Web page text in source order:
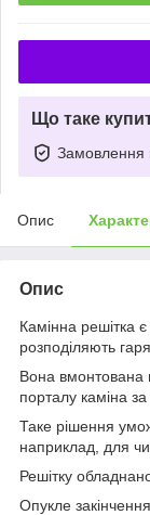
Що таке
Замовлення
Опис
Опис
Камінна решітка
розподіляють
Вона вмонтована
порталу каміна
Таке рішення
наприклад, для
Решітку
Опукле